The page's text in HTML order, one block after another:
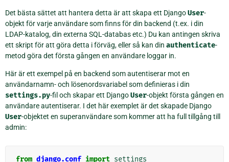
Det bästa sättet att hantera detta är att skapa ett DjangoUser-
objekt för varje användare som finns för din backend (t.ex. i din
LDAP-katalog, din externa SQL-databas etc.) Du kan antingen skriva
ett skript för att göra detta i förväg, eller så kan din authenticate-
metod göra det första gången en användare loggar in.
Här är ett exempel på en backend som autentiserar mot en
användarnamn- och lösenordsvariabel som definieras i din
settings.py-fil och skapar ett DjangoUser-objekt första gången en
användare autentiserar. I det här exemplet är det skapade Django
User-objektet en superanvändare som kommer att ha full tillgång till
admin:
from django.conf import settings